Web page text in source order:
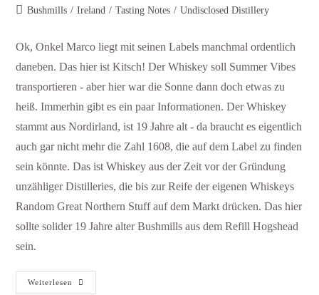
Bushmills / Ireland / Tasting Notes / Undisclosed Distillery
Ok, Onkel Marco liegt mit seinen Labels manchmal ordentlich
daneben. Das hier ist Kitsch! Der Whiskey soll Summer Vibes
transportieren - aber hier war die Sonne dann doch etwas zu
heiß. Immerhin gibt es ein paar Informationen. Der Whiskey
stammt aus Nordirland, ist 19 Jahre alt - da braucht es eigentlich
auch gar nicht mehr die Zahl 1608, die auf dem Label zu finden
sein könnte. Das ist Whiskey aus der Zeit vor der Gründung
unzähliger Distilleries, die bis zur Reife der eigenen Whiskeys
Random Great Northern Stuff auf dem Markt drücken. Das hier
sollte solider 19 Jahre alter Bushmills aus dem Refill Hogshead
sein.
Weiterlesen